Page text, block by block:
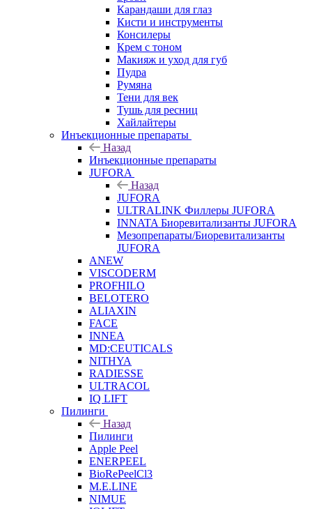
Карандаши для глаз
Кисти и инструменты
Консилеры
Крем с тоном
Макияж и уход для губ
Пудра
Румяна
Тени для век
Тушь для ресниц
Хайлайтеры
Инъекционные препараты
Назад
Инъекционные препараты
JUFORA
Назад
JUFORA
ULTRALINK Филлеры JUFORA
INNATA Биоревитализанты JUFORA
Мезопрепараты/Биоревитализанты
JUFORA
ANEW
VISCODERM
PROFHILO
BELOTERO
ALIAXIN
FACE
INNEA
MD:CEUTICALS
NITHYA
RADIESSE
ULTRACOL
IQ LIFT
Пилинги
Назад
Пилинги
Apple Peel
ENERPEEL
BioRePeelCl3
M.E.LINE
NIMUE